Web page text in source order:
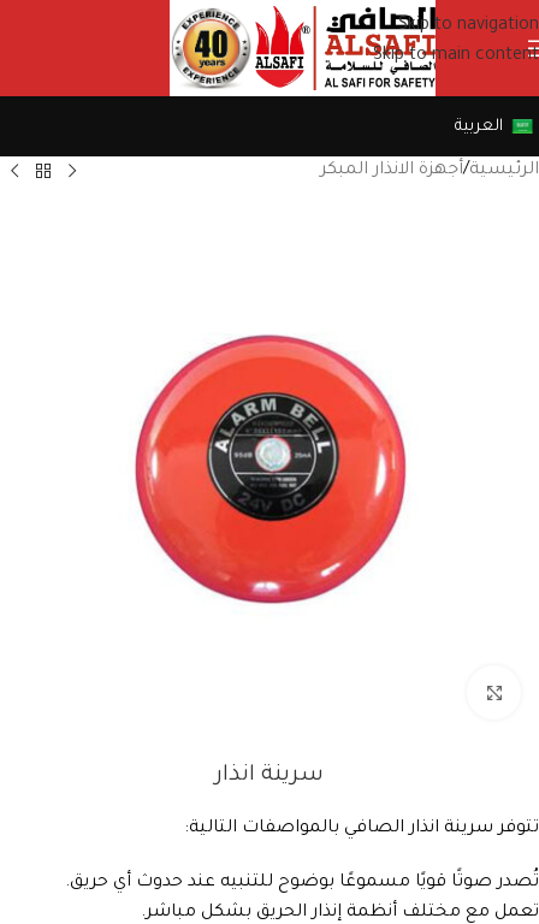
Skip to navigation
Skip to main content
العربية
الرئيسية/أجهزة الانذار المبكر
سرينة انذار
تتوفر سرينة انذار الصافي بالمواصفات التالية:
تُصدر صوتًا قويًا مسموعًا بوضوح للتنبيه عند حدوث أي حريق.
تعمل مع مختلف أنظمة إنذار الحريق بشكل مباشر.